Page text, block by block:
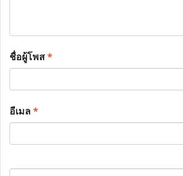
ชื่อผู้โพส*
อีเมล*